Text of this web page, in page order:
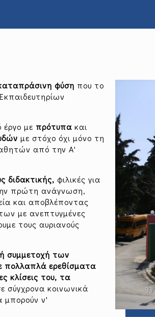
φύση που το
έργο με πρότυπα και
με στόχο όχι μόνο τη
από την Α'
διδακτικής, φιλικές για
πρώτη ανάγνωση,
και αποβλέποντας
με ανεπτυγμένες
τους αυριανούς
συμμετοχή των
πολλαπλά ερεθίσματα
κλίσεις του, τα
σύγχρονα κοινωνικά
μπορούν ν'